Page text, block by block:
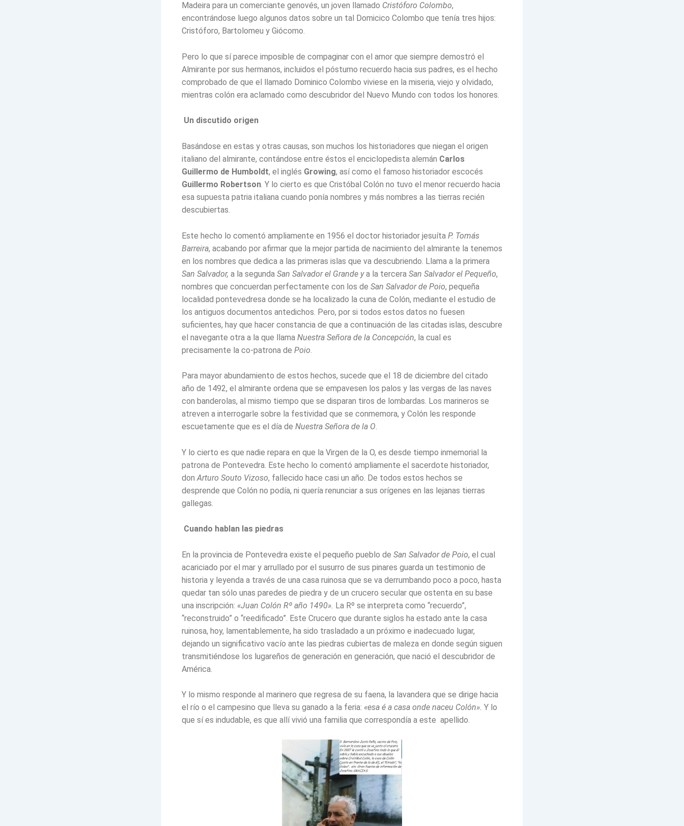
Madeira para un comerciante genovés, un joven llamado Cristóforo Colombo,
encontrándose luego algunos datos sobre un tal Domicico Colombo que tenía tres hijos:
Cristóforo, Bartolomeu y Giócomo.
Pero lo que sí parece imposible de compaginar con el amor que siempre demostró el
Almirante por sus hermanos, incluidos el póstumo recuerdo hacia sus padres, es el hecho
comprobado de que el llamado Dominico Colombo viviese en la miseria, viejo y olvidado,
mientras colón era aclamado como descubridor del Nuevo Mundo con todos los honores.
Un discutido origen
Basándose en estas y otras causas, son muchos los historiadores que niegan el origen
italiano del almirante, contándose entre éstos el enciclopedista alemán Carlos
Guillermo de Humboldt, el inglés Growing, así como el famoso historiador escocés
Guillermo Robertson. Y lo cierto es que Cristóbal Colón no tuvo el menor recuerdo hacia
esa supuesta patria italiana cuando ponía nombres y más nombres a las tierras recién
descubiertas.
Este hecho lo comentó ampliamente en 1956 el doctor historiador jesuíta P. Tomás
Barreira, acabando por afirmar que la mejor partida de nacimiento del almirante la tenemos
en los nombres que dedica a las primeras islas que va descubriendo. Llama a la primera
San Salvador, a la segunda San Salvador el Grande ya la tercera San Salvador el Pequeño,
nombres que concuerdan perfectamente con los de San Salvador de Poio, pequeña
localidad pontevedresa donde se ha localizado la cuna de Colón, mediante el estudio de
los antiguos documentos antedichos. Pero, por si todos estos datos no fuesen
suficientes, hay que hacer constancia de que a continuación de las citadas islas, descubre
el navegante otra a la que llama Nuestra Señora de la Concepción, la cual es
precisamente la co‑patrona de Poio
Para mayor abundamiento de estos hechos, sucede que el 18 de diciembre del citado
año de 1492, el almirante ordena que se empavesen los palos y las vergas de las naves
con banderolas, al mismo tiempo que se disparan tiros de lombardas. Los marineros se
atreven a interrogarle sobre la festividad que se conmemora, y Colón les responde
escuetamente que es el día de Nuestra Señora de la O.
Y lo cierto es que nadie repara en que la Virgen de la O, es desde tiempo inmemorial la
patrona de Pontevedra. Este hecho lo comentó ampliamente el sacerdote historiador,
don Arturo Souto Vizoso, fallecido hace casi un año. De todos estos hechos se
desprende que Colón no podía, ni quería renunciar a sus orígenes en las lejanas tierras
gallegas.
Cuando hablan las piedras
En la provincia de Pontevedra existe el pequeño pueblo de San Salvador de Poio, el cual
acariciado por el mar y arrullado por el susurro de sus pinares guarda un testimonio de
historia y leyenda a través de una casa ruinosa que se va derrumbando poco a poco, hasta
quedar tan sólo unas paredes de piedra y de un crucero secular que ostenta en su base
una inscripción: «Juan Colón Rº año 1490». La Rº se interpreta como “recuerdo”,
“reconstruido” o “reedificado”. Este Crucero que durante siglos ha estado ante la casa
ruinosa, hoy, lamentablemente, ha sido trasladado a un próximo e inadecuado lugar,
dejando un significativo vacío ante las piedras cubiertas de maleza en donde según siguen
transmitiéndose los lugareños de generación en generación, que nació el descubridor de
América.
Y lo mismo responde al marinero que regresa de su faena, la lavandera que se dirige hacia
el río o el campesino que lleva su ganado a la feria: «esa é a casa onde naceu Colón». Y lo
que sí es indudable, es que allí vivió una familia que correspondía a este apellido.